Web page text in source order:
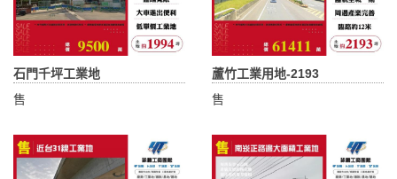
石門千坪工業地
售
蘆竹工業用地-2193
售